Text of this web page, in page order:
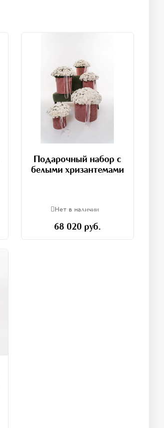
Подарочный набор с
белыми хризантемами
Нет в наличии
68 020 руб.